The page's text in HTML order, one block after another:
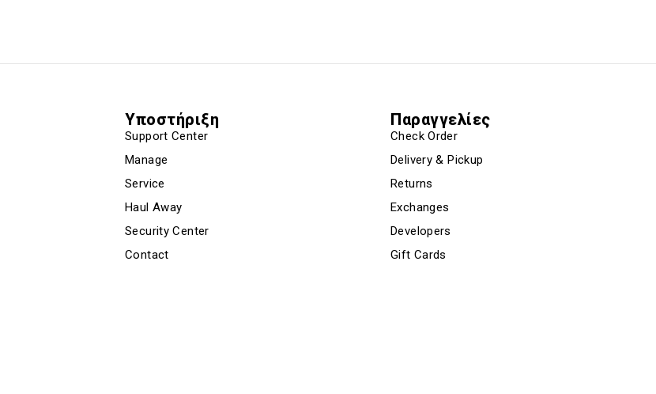
Υποστήριξη
Support Center
Manage
Service
Haul Away
Security Center
Contact
Παραγγελίες
Check Order
Delivery & Pickup
Returns
Exchanges
Developers
Gift Cards